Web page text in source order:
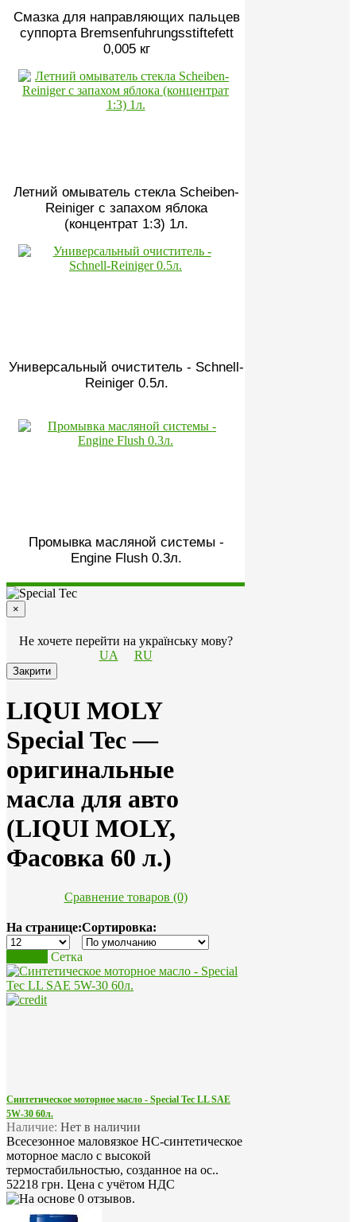
Смазка для направляющих пальцев
суппорта Bremsenfuhrungsstiftefett
0,005 кг
Летний омыватель стекла Scheiben-
Reiniger с запахом яблока
(концентрат 1:3) 1л.
Универсальный очиститель - Schnell-
Reiniger 0.5л.
Промывка масляной системы -
Engine Flush 0.3л.
×
Не хочете перейти на українську мову?
UA
RU
Закрити
LIQUI MOLY
Special Tec —
оригинальные
масла для авто
(LIQUI MOLY,
Фасовка 60 л.)
Сравнение товаров (0)
На странице:Сортировка:
Сетка
Синтетическое моторное масло - Special Tec LL SAE
5W-30 60л.
Наличие: Нет в наличии
Всесезонное маловязкое HC-синтетическое
моторное масло с высокой
термостабильностью, созданное на ос..
52218 грн. Цена с учётом НДС